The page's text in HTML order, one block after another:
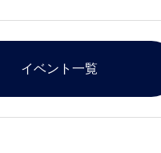
イベント一覧